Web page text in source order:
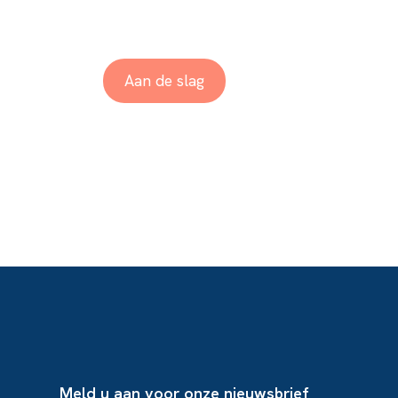
Aan de slag
Meld u aan voor onze nieuwsbrief